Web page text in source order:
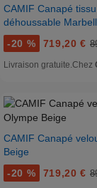
CAMIF Canapé
déhoussable
-20 % 719,20 €
Livraison gratuite.Chez
CAMIF Canapé
Beige
-20 % 719,20 €